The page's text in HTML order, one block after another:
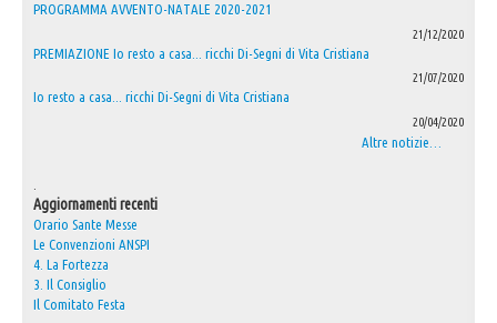
PROGRAMMA AVVENTO-NATALE 2020-2021
21/12/2020
PREMIAZIONE Io resto a casa... ricchi Di-Segni di Vita Cristiana
21/07/2020
Io resto a casa... ricchi Di-Segni di Vita Cristiana
20/04/2020
Altre notizie…
Aggiornamenti recenti
Orario Sante Messe
Le Convenzioni ANSPI
4. La Fortezza
3. Il Consiglio
Il Comitato Festa